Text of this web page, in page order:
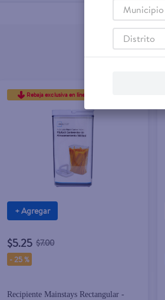
Rebaja exclusiva en línea
+ Agregar
$5.25 $7.00
-25 %
Recipiente Mainstays Rectangular -
Municipio
Distrito